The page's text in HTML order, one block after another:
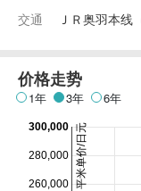
交通
ＪＲ奥羽本线
价格走势
1年 3年 6年
260,000
280,000
300,000 平米单价/日元